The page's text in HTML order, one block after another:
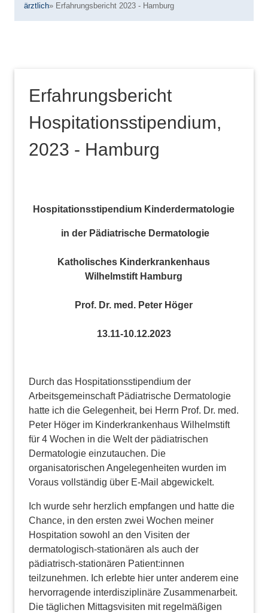
ärztlich» Erfahrungsbericht 2023 - Hamburg
Erfahrungsbericht
Hospitationsstipendium,
2023 - Hamburg
Hospitationsstipendium Kinderdermatologie
in der Pädiatrische Dermatologie
Katholisches Kinderkrankenhaus
Wilhelmstift Hamburg
Prof. Dr. med. Peter Höger
13.11-10.12.2023
Durch das Hospitationsstipendium der
Arbeitsgemeinschaft Pädiatrische Dermatologie
hatte ich die Gelegenheit, bei Herrn Prof. Dr. med.
Peter Höger im Kinderkrankenhaus Wilhelmstift
für 4 Wochen in die Welt der pädiatrischen
Dermatologie einzutauchen. Die
organisatorischen Angelegenheiten wurden im
Voraus vollständig über E-Mail abgewickelt.
Ich wurde sehr herzlich empfangen und hatte die
Chance, in den ersten zwei Wochen meiner
Hospitation sowohl an den Visiten der
dermatologisch-stationären als auch der
pädiatrisch-stationären Patient:innen
teilzunehmen. Ich erlebte hier unter anderem eine
hervorragende interdisziplinäre Zusammenarbeit.
Die täglichen Mittagsvisiten mit regelmäßigen